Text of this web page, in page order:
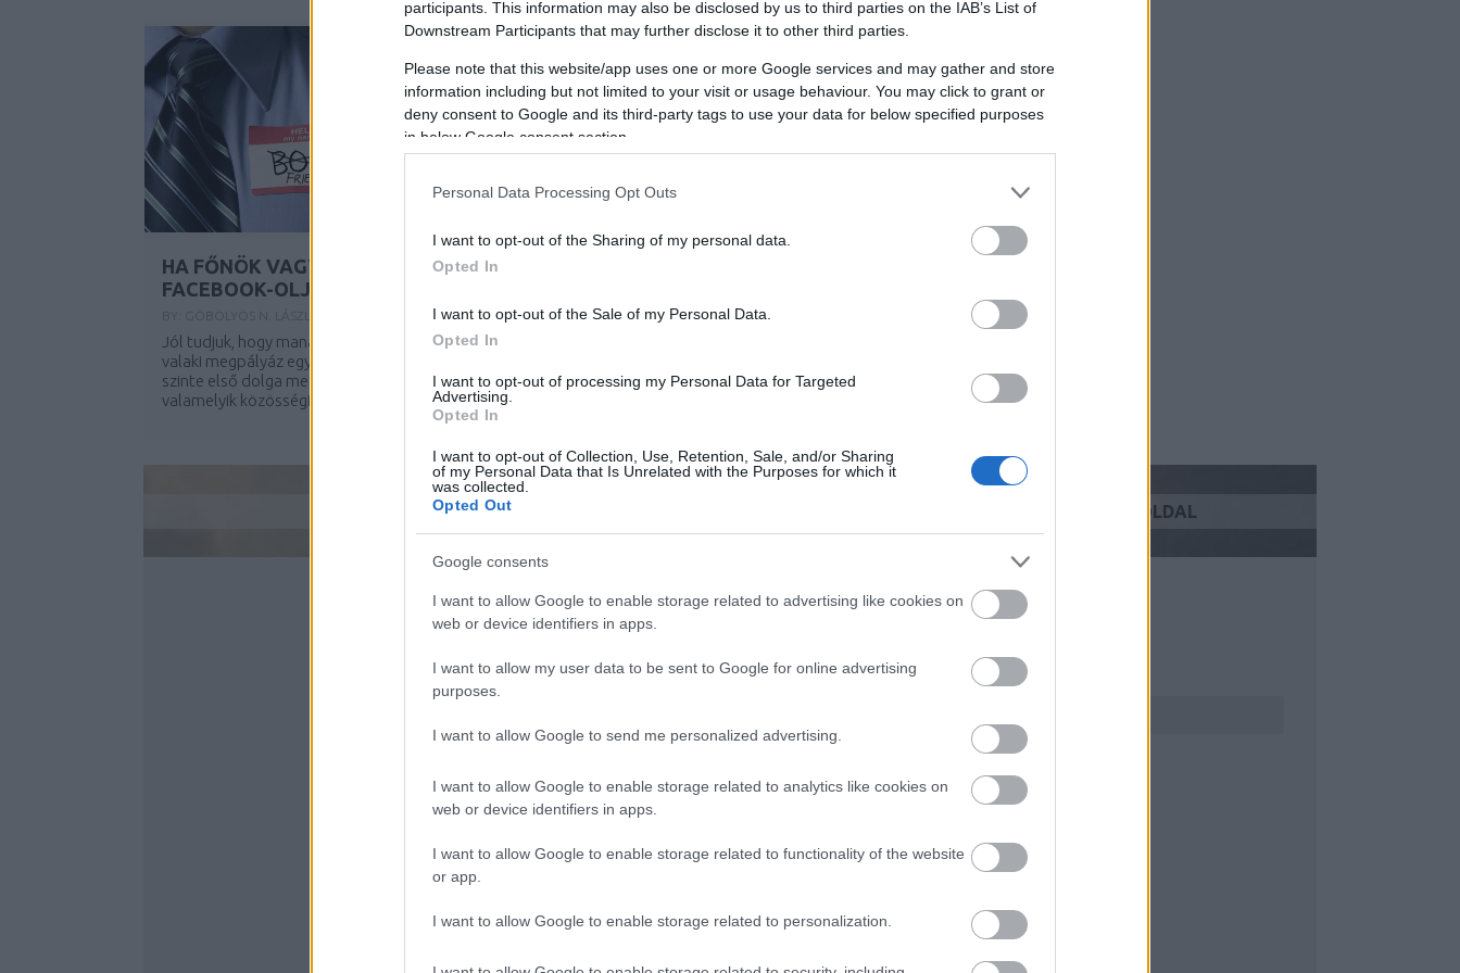
participants. This information may also be disclosed by us to third parties on the IAB’s List of
Downstream Participants that may further disclose it to other third parties.
Please note that this website/app uses one or more Google services and may gather and store
information including but not limited to your visit or usage behaviour. You may click to grant or
deny consent to Google and its third-party tags to use your data for below specified purposes
in below Google consent section.
Personal Data Processing Opt Outs
I want to opt-out of the Sharing of my personal data.
Opted In
I want to opt-out of the Sale of my Personal Data.
Opted In
I want to opt-out of processing my Personal Data for Targeted
Advertising.
Opted In
I want to opt-out of Collection, Use, Retention, Sale, and/or Sharing
of my Personal Data that Is Unrelated with the Purposes for which it
was collected.
Opted Out
Google consents
I want to allow Google to enable storage related to advertising like cookies on
web or device identifiers in apps.
I want to allow my user data to be sent to Google for online advertising
purposes.
I want to allow Google to send me personalized advertising.
I want to allow Google to enable storage related to analytics like cookies on
web or device identifiers in apps.
I want to allow Google to enable storage related to functionality of the website
or app.
I want to allow Google to enable storage related to personalization.
HA FŐNÖK VAGY, ÓVATOSAN
FACEBOOK-OLJ!
Jól tudjuk, hogy manapság szerte a világon, ha
valaki megpályáz egy állást, a munkaadónak
szinte első dolga megkeresni az illetőt
valamelyik közösségi portálon, és ezáltal...
Azt régóta tudjuk, hogy a magánynak milyen
hiánya növeli a szív- és érrendszeri problémák
KÖVETKEZŐ OLDAL
ÍROLVASGONDOL
vélemények közvetlen és tágabb
munkáim
feltétlen bízott benne és lo...(2026.06.25.
MTA rendes tagja:Sajnos Márai buta volt a
KERESÉS
2023 július
2023 június
2023 április
2023 március
2023 február